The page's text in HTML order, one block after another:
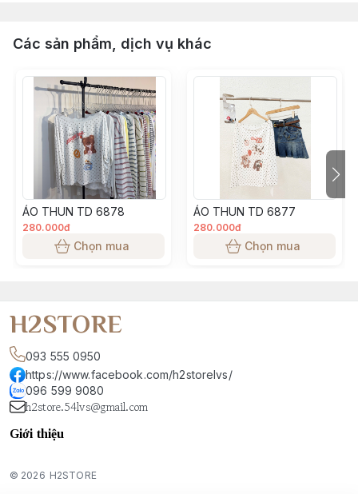
• Tư vấn mang tính chất tham khảo theo đúng tinh thần sản
phẩm, khách hàng có thể tham khảo thêm số đo thực tế để
chọn size phù hợp
• Màu sắc, độ dày mỏng của từng đợt vải sẽ có độ chênh
lệch, theo đúng thông số từ nhà máy sản xuất
• Tất cả các sản phẩm đăng bán đều là ảnh thật do H2
Team sản xuất, màu sắc sản phẩm đảm bảo giống 99% so
với thực tế. Tuy nhiên, có thể sẽ chênh lệch màu tuỳ thuộc
vào ánh sáng, góc chụp, độ sáng màn hình điện thoại khách
hàng sử dụng
Các sản phẩm, dịch vụ khác
ÁO THUN TD 6878
280.000đ
Chọn mua
ÁO THUN TD 6877
280.000đ
Chọn mua
H2STORE
093 555 0950
https://www.facebook.com/h2storelvs/
096 599 9080
h2store.54lvs@gmail.com
Giới thiệu
© 2026 H2STORE